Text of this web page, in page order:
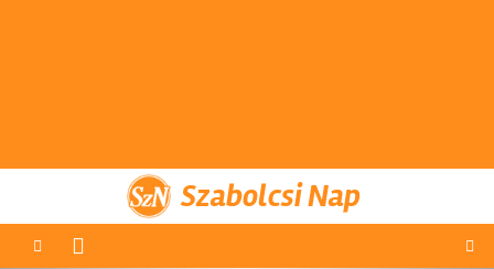
Szabolcsi Nap